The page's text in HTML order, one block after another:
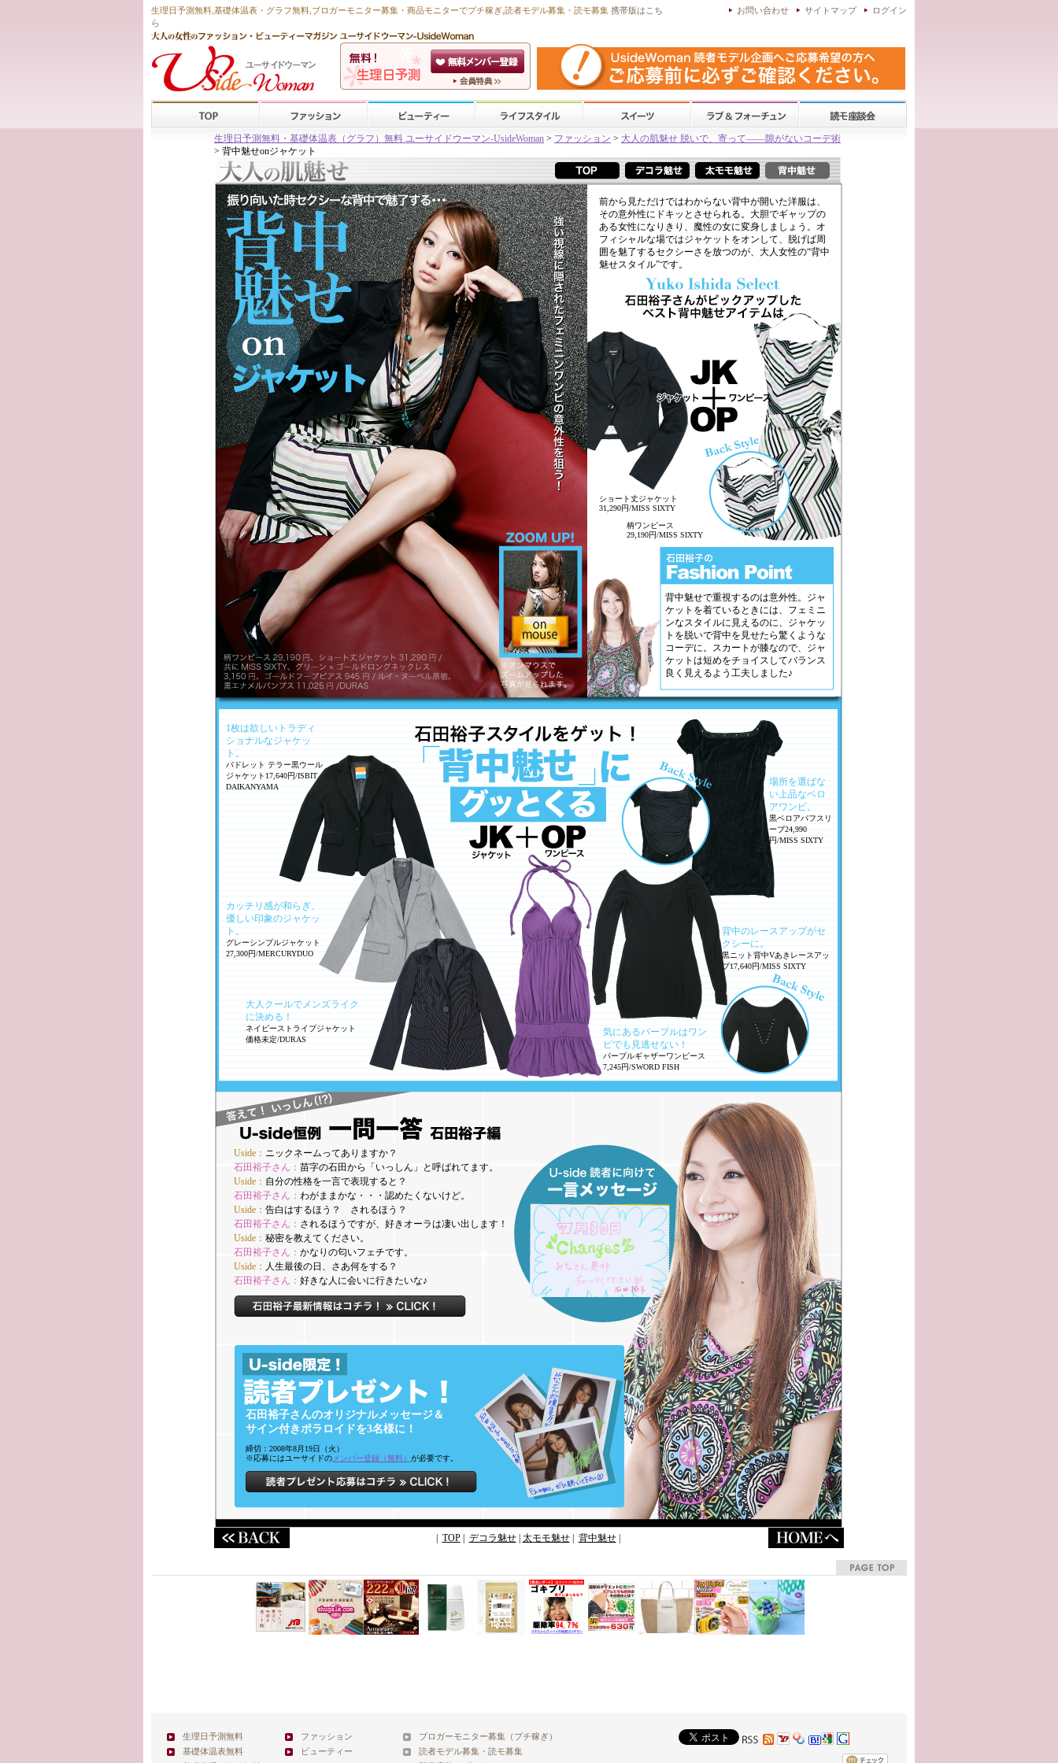
生理日予測無料 基礎体温表・グラフ無料 ,ブロガーモニター募集・商品モニターでプチ稼ぎ ,読者モデル募集・ 読モ募集 携帯版はこち
ら
ログイン
サイトマップ
お問い合わせ
生理日予測無料・基礎体温表（グラフ）無料 ユーサイドウーマン-UsideWoman > ファッション > 大人の肌魅せ 脱いで、寄って——隙がないコーデ術
> 背中魅せonジャケット
前から見ただけではわからない背中が開いた洋服は、
その意外性にドキッとさせられる。大胆でギャップの
ある女性になりきり、魔性の女に変身しましょう。オ
フィシャルな場ではジャケットをオンして、脱げば周
囲を魅了するセクシーさを放つのが、大人女性の“背中
魅せスタイル”です。
ショート丈ジャケット
31,290円/MISS SIXTY
柄ワンピース
29,190円/MISS SIXTY
背中魅せで重視するのは意外性。ジャ
ケットを着ているときには、フェミニ
ンなスタイルに見えるのに、ジャケッ
トを脱いで背中を見せたら驚くような
コーデに。スカートが膝なので、ジャ
ケットは短めをチョイスしてバランス
良く見えるよう工夫しました♪
1枚は欲しいトラディ
ショナルなジャケッ
ト。
バドレット テラー黒ウール
ジャケット17,640円/ISBIT
DAIKANYAMA
場所を選ばな
い上品なベロ
アワンピ。
黒ベロアパフスリ
ーブ24,990
円/MISS SIXTY
カッチリ感が和らぎ、
優しい印象のジャケッ
ト。
グレーシンプルジャケット
27,300円/MERCURYDUO
背中のレースアップがセ
クシーに。
黒ニット背中Vあきレースアッ
プ17,640円/MISS SIXTY
大人クールでメンズライク
に決める！
ネイビーストライプジャケット
価格未定/DURAS
気にあるパープルはワン
ピでも見逃せない！
パープルギャザーワンピース
7,245円/SWORD FISH
Uside： ニックネームってありますか？
石田裕子さん： 苗字の石田から「いっしん」と呼ばれてます。
Uside： 自分の性格を一言で表現すると？
石田裕子さん： わがままかな・・・認めたくないけど。
Uside： 告白はするほう？ されるほう？
石田裕子さん： されるほうですが、好きオーラは凄い出します！
Uside： 秘密を教えてください。
石田裕子さん： かなりの匂いフェチです。
Uside： 人生最後の日、さあ何をする？
石田裕子さん： 好きな人に会いに行きたいな♪
石田裕子さんのオリジナルメッセージ＆
サイン付きポラロイドを3名様に！
締切：2008年8月19日（火）
※応募にはユーサイドの メンバー登録（無料） が必要です。
TOP| デコラ魅せ| 太モモ魅せ| 背中魅せ|
生理日予測無料
基礎体温表無料
ファッション
ビューティー
ブロガーモニター募集（プチ稼ぎ）
読者モデル募集・読モ募集